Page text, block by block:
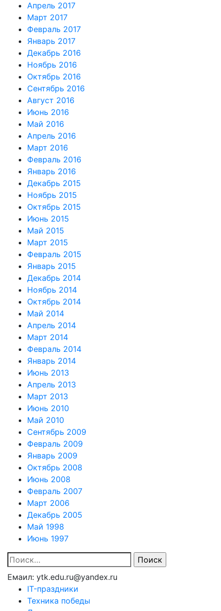
Апрель 2017
Март 2017
Февраль 2017
Январь 2017
Декабрь 2016
Ноябрь 2016
Октябрь 2016
Сентябрь 2016
Август 2016
Июнь 2016
Май 2016
Апрель 2016
Март 2016
Февраль 2016
Январь 2016
Декабрь 2015
Ноябрь 2015
Октябрь 2015
Июнь 2015
Май 2015
Март 2015
Февраль 2015
Январь 2015
Декабрь 2014
Ноябрь 2014
Октябрь 2014
Май 2014
Апрель 2014
Март 2014
Февраль 2014
Январь 2014
Июнь 2013
Апрель 2013
Март 2013
Июнь 2010
Май 2010
Сентябрь 2009
Февраль 2009
Январь 2009
Октябрь 2008
Июнь 2008
Февраль 2007
Март 2006
Декабрь 2005
Май 1998
Июнь 1997
Найти:
Емаил: ytk.edu.ru@yandex.ru
IT-праздники
Техника победы